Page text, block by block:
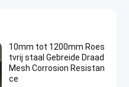
10mm tot 1200mm Roes
tvrij staal Gebreide Draad
Mesh Corrosion Resistan
ce